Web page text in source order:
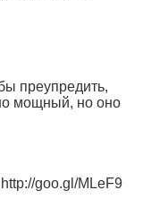
преупредить,
мощный, но оно
http://goo.gl/MLeF9